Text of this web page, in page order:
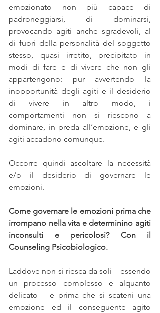
emozionato non più capace di
padroneggiarsi, di dominarsi,
provocando agiti anche sgradevoli, al
di fuori della personalità del soggetto
stesso, quasi irretito, precipitato in
modi di fare e di vivere che non gli
appartengono: pur avvertendo la
inopportunità degli agiti e il desiderio
di vivere in altro modo, i
comportamenti non si riescono a
dominare, in preda all’emozione, e gli
agiti accadono comunque.
Occorre quindi ascoltare la necessità
e/o il desiderio di governare le
emozioni.
Come governare le emozioni prima che
irrompano nella vita e determinino agiti
inconsulti e pericolosi? Con il
Counseling Psicobiologico.
Laddove non si riesca da soli – essendo
un processo complesso e alquanto
delicato – e prima che si scateni una
emozione ed il conseguente agito